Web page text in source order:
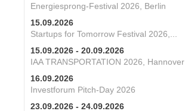
Energiesprong-Festival 2026, Berlin
15.09.2026
Startups for Tomorrow Festival 2026,...
15.09.2026 - 20.09.2026
IAA TRANSPORTATION 2026, Hannover
16.09.2026
Investforum Pitch-Day 2026
23.09.2026 - 24.09.2026